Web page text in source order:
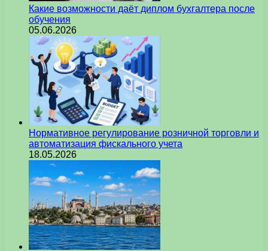
Какие возможности даёт диплом бухгалтера после
обучения
05.06.2026
Нормативное регулирование розничной торговли и
автоматизация фискального учета
18.05.2026